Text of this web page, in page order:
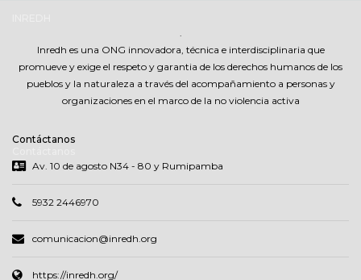
Inredh es una ONG innovadora, técnica e interdisciplinaria que
promueve y exige el respeto y garantia de los derechos humanos de los
pueblos y la naturaleza a través del acompañamiento a personas y
organizaciones en el marco de la no violencia activa
Contáctanos
Av. 10 de agosto N34 - 80 y Rumipamba
5932 2446970
comunicacion@inredh.org
https://inredh.org/